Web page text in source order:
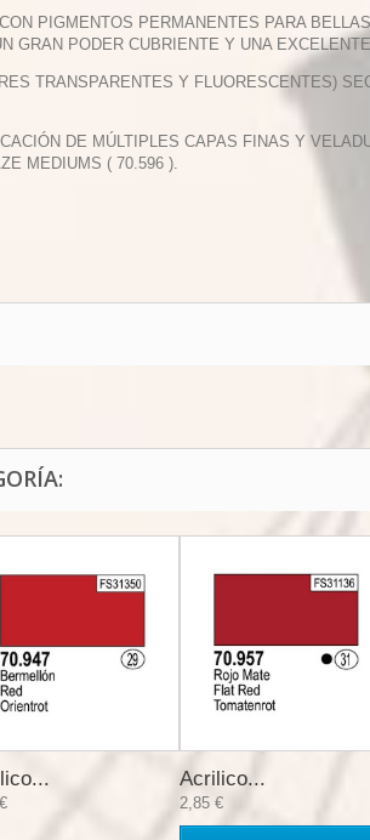
PIGMENTOS PERMANENTES PARA
GRAN PODER CUBRIENTE Y UNA
TRANSPARENTES Y FLUORESCENTES)
DE MÚLTIPLES CAPAS FINAS Y
MEDIUMS ( 70.596 ).
Acrilico...
2,85 €